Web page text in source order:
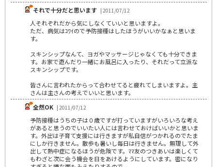
それで十分だと思います | 2011/07/12
人それぞれだから気にしなくていいと思いますよ。
ただ、病気はｺﾜｲので予防接種はしたほうがいいかなぁと思いま
す。
スキンシップなんて、ヨガやマッサージじゃなくても十分できま
す。お家で遊んだり一緒にお風呂に入ったり、それだって立派な
スキンシップです。
皆さんに言われたからって合わせてると疲れてしまいますよ。主
さんは主さんの考えでいいと思います。
全然OK | 2011/07/12
予防接種はうちの子は０歳ですが打っていますがいろいろな考え
があると思うのでいいたい人には言わせておけばいいかと思いま
す。外出は子育て支援には行きますが私自信がつかれるのでたま
にしか行きません。散歩も暑いし毎日は行きません。無理して外
出して熱中症になるほうが危険です。ﾏﾏ友のつきあいは楽しくて
もわざと次に会う機会を日をあけるようにしています。密になり